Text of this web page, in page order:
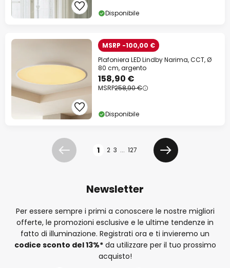
Disponibile
MSRP -100,00 €
Plafoniera LED Lindby Narima, CCT, Ø
80 cm, argento
158,90 €
MSRP258,90 €
Disponibile
Precedente 1 2 3 ... 127
Prossimo
Newsletter
Per essere sempre i primi a conoscere le nostre migliori
offerte, le promozioni esclusive e le ultime tendenze in
fatto di illuminazione. Registrati ora e ti invieremo un
codice sconto del13%*da utilizzare per il tuo prossimo
acquisto!